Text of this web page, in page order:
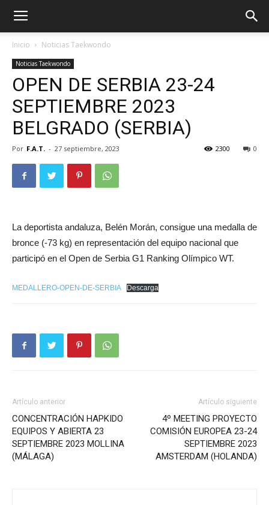
Inicio Noticias Taekwondo
Noticias Taekwondo
OPEN DE SERBIA 23-24
SEPTIEMBRE 2023
BELGRADO (SERBIA)
Por F.A.T. - 27 septiembre, 2023 0
2300
La deportista andaluza, Belén Morán, consigue una medalla de
bronce (-73 kg) en representación del equipo nacional que
participó en el Open de Serbia G1 Ranking Olímpico WT.
MEDALLERO-OPEN-DE-SERBIA Descarga
Artículo anterior
CONCENTRACIÓN HAPKIDO
EQUIPOS Y ABIERTA 23
SEPTIEMBRE 2023 MOLLINA
(MÁLAGA)
Artículo siguiente
4º MEETING PROYECTO
COMISIÓN EUROPEA 23-24
SEPTIEMBRE 2023
AMSTERDAM (HOLANDA)